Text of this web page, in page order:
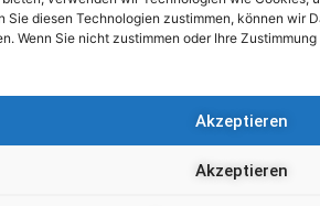
Sie diesen Technologien zustimmen, können wir
Wenn Sie nicht zustimmen oder Ihre
Akzeptieren
Akzeptieren